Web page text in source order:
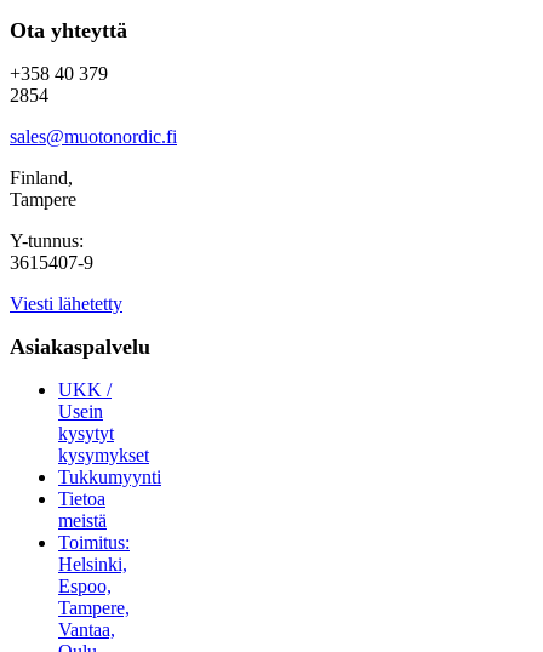
Ota yhteyttä
+358 40 379
2854
sales@muotonordic.fi
Finland,
Tampere
Y-tunnus:
3615407-9
Viesti lähetetty
Asiakaspalvelu
UKK /
Usein
kysytyt
kysymykset
Tukkumyynti
Tietoa
meistä
Toimitus:
Helsinki,
Espoo,
Tampere,
Vantaa,